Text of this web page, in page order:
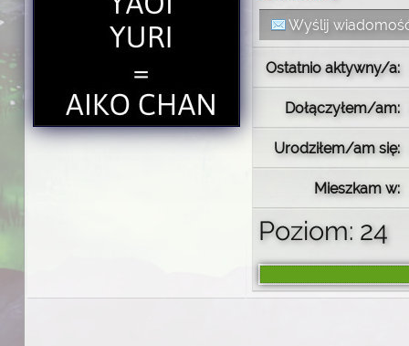
Wyślij
Ostatnio aktywny/a:
Dołączyłem/am:
Urodziłem/am się:
Mieszkam w:
Poziom: 24